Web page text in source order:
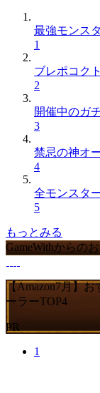
最強モンス
1
ブレポコク
2
開催中のガ
3
禁忌の神オ
4
全モンスタ
5
もっとみる
GameWithからの
【Amazon7月】
ーラーTOP4
PR
1